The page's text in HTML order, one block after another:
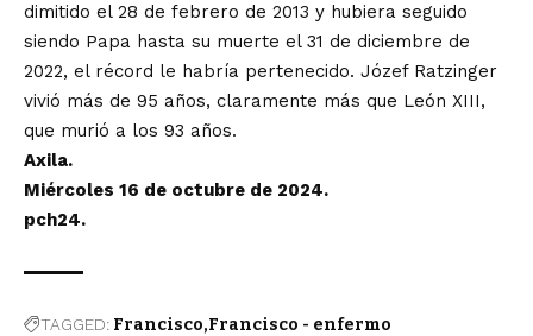
dimitido el 28 de febrero de 2013 y hubiera seguido
siendo Papa hasta su muerte el 31 de diciembre de
2022, el récord le habría pertenecido. Józef Ratzinger
vivió más de 95 años, claramente más que León XIII,
que murió a los 93 años.
Axila.
Miércoles 16 de octubre de 2024.
pch24.
TAGGED: Francisco Francisco - enfermo